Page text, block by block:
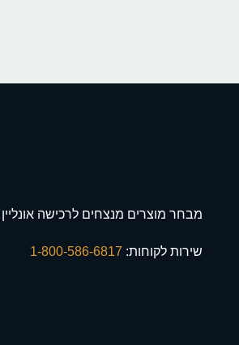
מבחר מוצרים מנצחים לרכישה אונליין
שירות לקוחות: